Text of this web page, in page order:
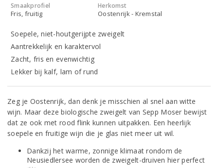
Smaakprofiel
Fris, fruitig
Herkomst
Oostenrijk - Kremstal
Soepele, niet-houtgerijpte zweigelt
Aantrekkelijk en karaktervol
Zacht, fris en evenwichtig
Lekker bij kalf, lam of rund
Zeg je Oostenrijk, dan denk je misschien al snel aan witte
wijn. Maar deze biologische zweigelt van Sepp Moser bewijst
dat ze ook met rood flink kunnen uitpakken. Een heerlijk
soepele en fruitige wijn die je glas niet meer uit wil.
Dankzij het warme, zonnige klimaat rondom de
Neusiedlersee worden de zweigelt-druiven hier perfect